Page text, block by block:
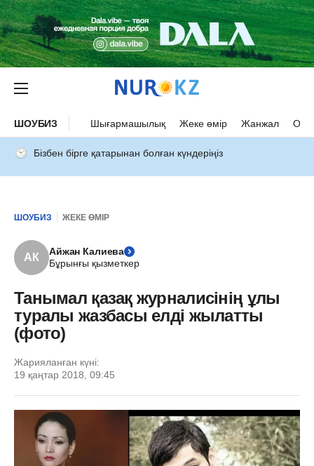
ШОУБИЗ Шығармашылық Жеке өмір Жанжал
Бізбен бірге қатарынан болған күндеріңіз
ШОУБИЗ ЖЕКЕ ӨМІР
АК
Айжан Калиева
Бұрынғы қызметкер
Танымал қазақ журналисінің ұлы
туралы жазбасы елді жылатты
(фото)
Жарияланған күні:
19 қаңтар 2018, 09:45